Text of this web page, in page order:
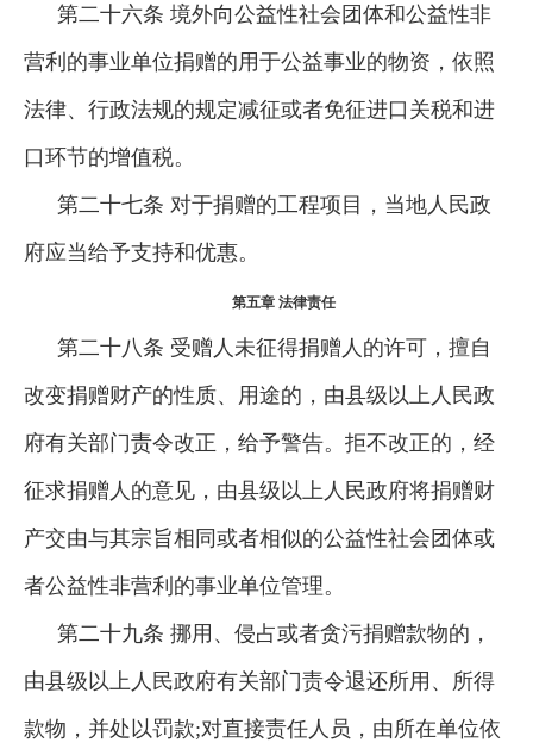
第二十六条 境外向公益性社会团体和公益性非
营利的事业单位捐赠的用于公益事业的物资，依照
法律、行政法规的规定减征或者免征进口关税和进
口环节的增值税。
第二十七条 对于捐赠的工程项目，当地人民政
府应当给予支持和优惠。
第五章 法律责任
第二十八条 受赠人未征得捐赠人的许可，擅自
改变捐赠财产的性质、用途的，由县级以上人民政
府有关部门责令改正，给予警告。拒不改正的，经
征求捐赠人的意见，由县级以上人民政府将捐赠财
产交由与其宗旨相同或者相似的公益性社会团体或
者公益性非营利的事业单位管理。
第二十九条 挪用、侵占或者贪污捐赠款物的，
由县级以上人民政府有关部门责令退还所用、所得
款物，并处以罚款;对直接责任人员，由所在单位依